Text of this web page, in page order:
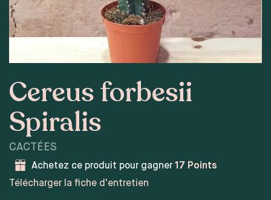
Cereus forbesii
Spiralis
CACTÉES
Achetez ce produit pour gagner 17 Points
Télécharger la fiche d'entretien